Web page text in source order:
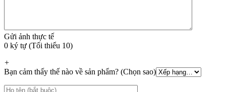
Gửi ảnh thực tế
0 ký tự (Tối thiểu 10)
+
Bạn cảm thấy thế nào về sản phẩm? (Chọn sao)